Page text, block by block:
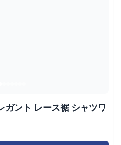
ガント レース裾 シャツワ